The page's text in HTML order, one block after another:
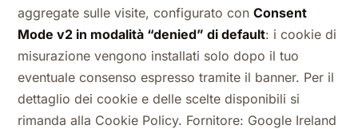
aggregate sulle visite, configurato con Consent
Mode v2 in modalità “denied” di default: i cookie di
misurazione vengono installati solo dopo il tuo
eventuale consenso espresso tramite il banner. Per il
dettaglio dei cookie e delle scelte disponibili si
rimanda alla Cookie Policy. Fornitore: Google Ireland